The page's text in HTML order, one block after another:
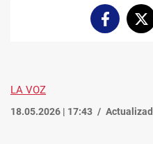
Facebook
LA VOZ
18.05.2026 | 17:43